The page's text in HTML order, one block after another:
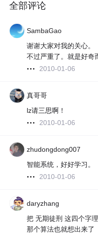
全部评论
SambaGao
谢谢大家对我的关心。
不过严重了。就是好奇
2010-01-06
真哥哥
lz请三思啊！
2010-01-06
zhudongdong007
智能系统，好好学习。
2010-01-06
daryzhang
把 无期徒刑 这四个字
那个算法也就想出来了